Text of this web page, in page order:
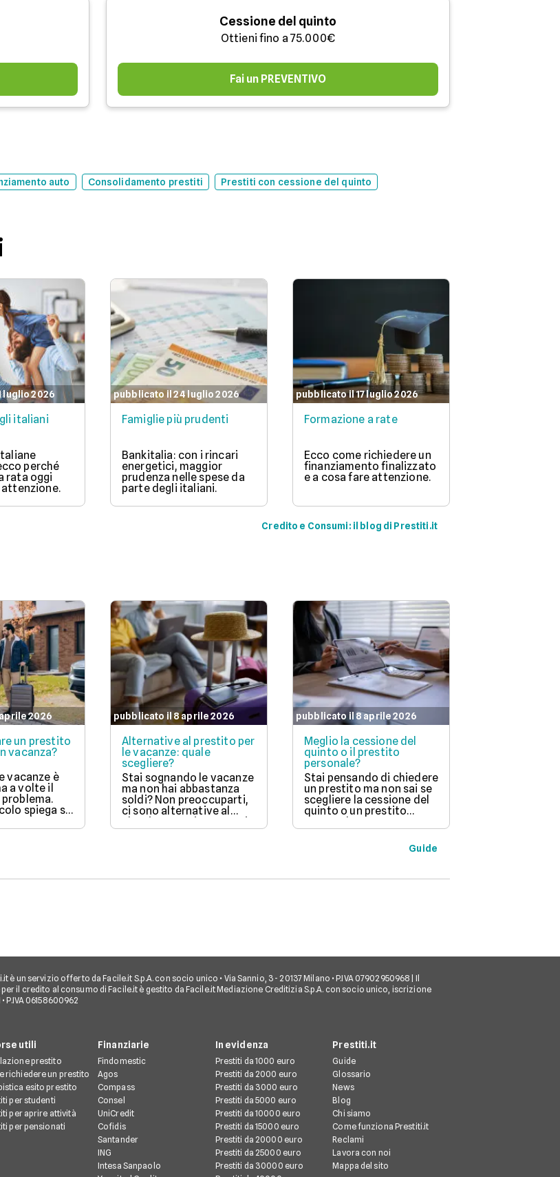
Cessione del quinto
Ottieni fino a 75.000€
Fai un PREVENTIVO
auto Consolidamento prestiti
Prestiti con cessione del quinto
luglio 2026
italiani
perché
rata oggi
pubblicato il 24 luglio 2026
Famiglie più prudenti
Bankitalia: con i rincari
energetici, maggior
prudenza nelle spese da
parte degli italiani.
pubblicato il 17 luglio 2026
Formazione a rate
Ecco come richiedere un
finanziamento finalizzato
e a cosa fare attenzione.
Credito e Consumi: il blog di Prestiti.it
2026
un prestito
vacanza?
vacanze è
a volte il
spiega se
prestito per
buona
da
pubblicato il 8 aprile 2026
Alternative al prestito per
le vacanze: quale
scegliere?
Stai sognando le vacanze
ma non hai abbastanza
soldi? Non preoccuparti,
ci sono alternative al
classico prestito! Scopri
come funzionano il "Paga
loro pro e contro, per
pubblicato il 8 aprile 2026
Meglio la cessione del
quinto o il prestito
personale?
Stai pensando di chiedere
un prestito ma non sai se
scegliere la cessione del
quinto o un prestito
personale? Questo
articolo ti spiega le
differenze principali tra
queste due opzioni, come
più adatte. Scopri quale
Guide
un servizio offerto da Facile.it S.p.A. con socio unico • Via Sannio, 3 - 20137 Milano • P.IVA 07902950968 | Il
il credito al consumo di Facile.it è gestito da Facile.it Mediazione Creditizia S.p.A. con socio unico, iscrizione
06158600962
utili
prestito
richiedere un prestito
esito prestito
per studenti
per aprire attività
per pensionati
Finanziarie
Findomestic
Agos
Compass
Consel
UniCredit
Cofidis
Santander
ING
Intesa Sanpaolo
In evidenza
Prestiti da 1000 euro
Prestiti da 2000 euro
Prestiti da 3000 euro
Prestiti da 5000 euro
Prestiti da 10000 euro
Prestiti da 15000 euro
Prestiti da 20000 euro
Prestiti da 25000 euro
Prestiti da 30000 euro
Prestiti.it
Guide
Glossario
News
Blog
Chi siamo
Come funziona Prestiti.it
Reclami
Lavora con noi
Mappa del sito